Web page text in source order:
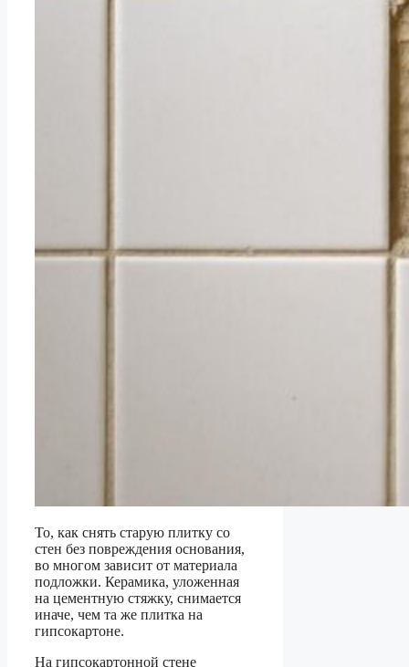
То, как снять старую плитку со
стен без повреждения основания,
во многом зависит от материала
подложки. Керамика, уложенная
на цементную стяжку, снимается
иначе, чем та же плитка на
гипсокартоне.
На гипсокартонной стене